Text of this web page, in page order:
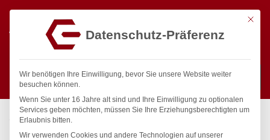
Suchen
Start / Gastronomiebedarf & Gastro Geräte für Profis
Küchenartikel
Gastronormbehälter
/
Mit
Datenschutz-Präferenz
Wir benötigen Ihre Einwilligung, bevor Sie unsere Website weiter
besuchen können.
Wenn Sie unter 16 Jahre alt sind und Ihre Einwilligung zu optionalen
Services geben möchten, müssen Sie Ihre Erziehungsberechtigten um
Erlaubnis bitten.
Wir verwenden Cookies und andere Technologien auf unserer